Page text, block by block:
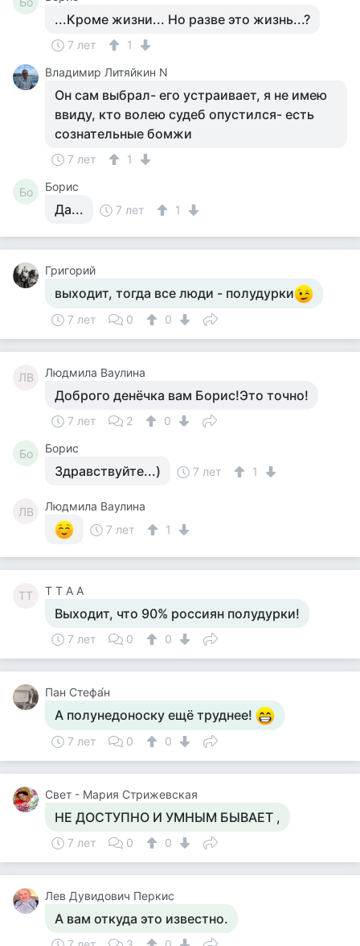
...Кроме жизни... Но разве это жизнь...?
7 лет
1
Владимир Литяйкин N
Он сам выбрал- его устраивает, я не имею
ввиду, кто волею судеб опустился- есть
сознательные бомжи
7 лет 1
Бо Борис
Да... 7 лет 1
Григорий
выходит, тогда все люди - полудурки
7 лет 0 0
ЛВ Людмила Ваулина
Доброго денёчка вам Борис!Это точно!
7 лет 2 0
Бо Борис
Здравствуйте...) 7 лет 1
ЛВ
Людмила Ваулина
7 лет
1
TT T T A A
Выходит, что 90% россиян полудурки!
7 лет 0 0
Пан Стефа́н
А полунедоноску ещё труднее!
7 лет 0 0
Свет - Мария Стрижевская
НЕ ДОСТУПНО И УМНЫМ БЫВАЕТ ,
7 лет 0 0
Лев Дувидович Перкис
А вам откуда это известно.